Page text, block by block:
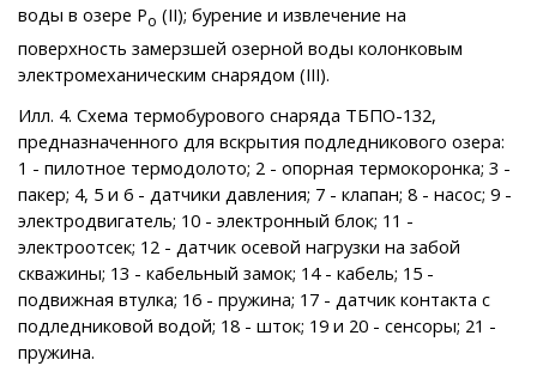
воды в озере Ро (II); бурение и извлечение на
поверхность замерзшей озерной воды колонковым
электромеханическим снарядом (III).
Илл. 4. Схема термобурового снаряда ТБПО-132,
предназначенного для вскрытия подледникового озера:
1 - пилотное термодолото; 2 - опорная термокоронка; 3 -
пакер; 4, 5 и 6 - датчики давления; 7 - клапан; 8 - насос; 9 -
электродвигатель; 10 - электронный блок; 11 -
электроотсек; 12 - датчик осевой нагрузки на забой
скважины; 13 - кабельный замок; 14 - кабель; 15 -
подвижная втулка; 16 - пружина; 17 - датчик контакта с
подледниковой водой; 18 - шток; 19 и 20 - сенсоры; 21 -
пружина.